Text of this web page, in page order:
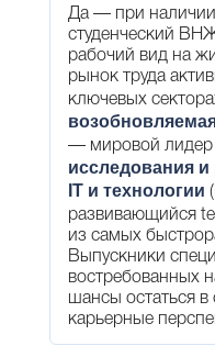
Да — при
студенческий
рабочий вид на
рынок труда
ключевых
— мировой лидер
исследования
IT и технологии
развивающийся
из самых
Выпускники
востребованных
шансы остаться в
карьерные